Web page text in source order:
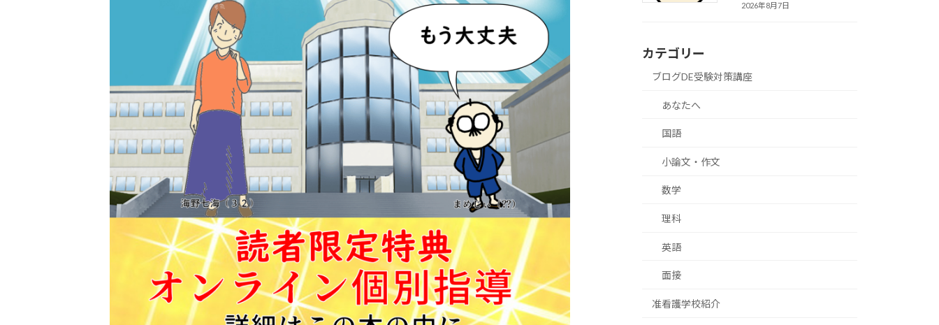
2026年8月7日
カテゴリー
ブログDE受験対策講座
あなたへ
国語
小論文・作文
数学
理科
英語
面接
准看護学校紹介